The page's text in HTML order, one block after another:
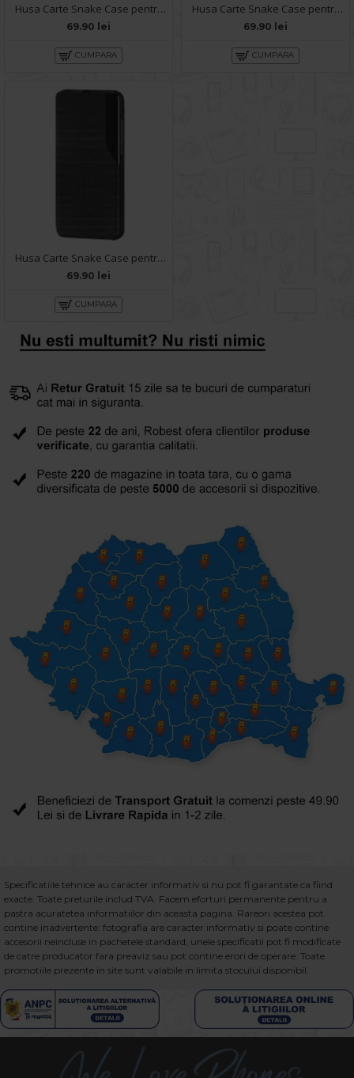
Husa Carte Snake Case pentru Xiaomi Mi 10T - Albastru
69.90 lei
CUMPARA
Husa Carte Snake Case pentru Xiaomi Mi 10T - Gri
69.90 lei
CUMPARA
Husa Carte Snake Case pentru Xiaomi Mi 10T - Negru
69.90 lei
CUMPARA
Specificatiile tehnice au caracter informativ si nu pot fi garantate ca fiind
exacte. Toate preturile includ TVA. Facem eforturi permanente pentru a
pastra acuratetea informatiilor din aceasta pagina. Rareori acestea pot
contine inadvertente: fotografia are caracter informativ si poate contine
accesorii neincluse in pachetele standard, unele specificatii pot fi modificate
de catre producator fara preaviz sau pot contine erori de operare. Toate
promotiile prezente in site sunt valabile in limita stocului disponibil.